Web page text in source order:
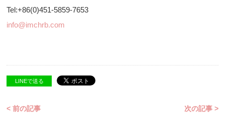
Tel:+86(0)451-5859-7653
info@imchrb.com
LINEで送る
< 前の記事 次の記事 >